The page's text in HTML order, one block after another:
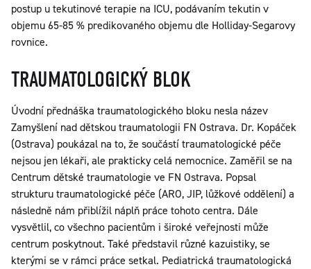
postup u tekutinové terapie na ICU, podávaním tekutin v
objemu 65-85 % predikovaného objemu dle Holliday-Segarovy
rovnice.
TRAUMATOLOGICKÝ BLOK
Úvodní přednáška traumatologického bloku nesla název
Zamyšlení nad dětskou traumatologii FN Ostrava. Dr. Kopáček
(Ostrava) poukázal na to, že součástí traumatologické péče
nejsou jen lékaři, ale prakticky celá nemocnice. Zaměřil se na
Centrum dětské traumatologie ve FN Ostrava. Popsal
strukturu traumatologické péče (ARO, JIP, lůžkové oddělení) a
následně nám přiblížil náplň práce tohoto centra. Dále
vysvětlil, co všechno pacientům i široké veřejnosti může
centrum poskytnout. Také představil různé kazuistiky, se
kterými se v rámci práce setkal. Pediatrická traumatologická